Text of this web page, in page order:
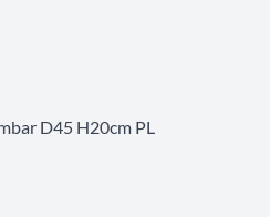
D45 H20cm PL